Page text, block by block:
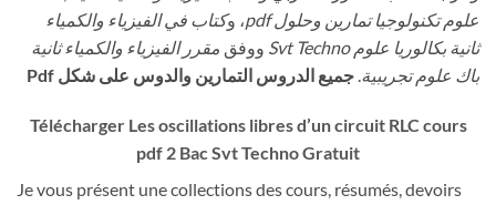
علوم تكنولوجيا تمارين وحلول pdf
، وكتاب في الفيزياء والكمياء
ثانية بكالوريا علوم Svt Techno
ووفق مقرر الفيزياء والكمياء ثانية
باك علوم تجريبية جميع الدروس التمارين والدوس على شكل Pdf
Télécharger Les oscillations libres d’un circuit RLC cours
pdf 2 Bac Svt Techno Gratuit
Je vous présent une collections des cours, résumés, devoirs